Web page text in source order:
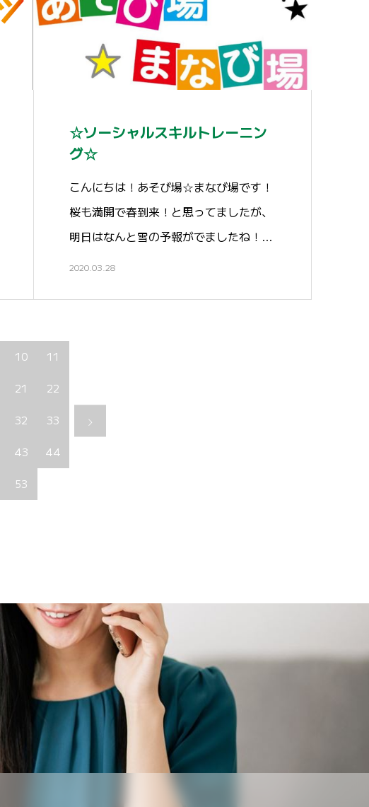
☆ソーシャルスキルトレーニン
グ☆
こんにちは！あそび場☆まなび場です！
桜も満開で春到来！と思ってましたが、
明日はなんと雪の予報がでましたね！…
2020.03.28
10 11
21 22
32 33
43 44
53